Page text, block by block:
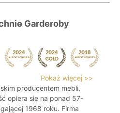
Garderoby
Pokaż więcej >>
producentem mebli,
opiera się na ponad 57-
1968 roku. Firma